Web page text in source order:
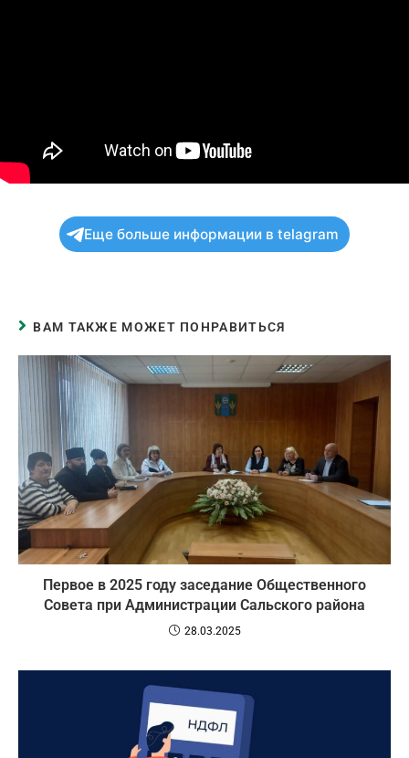
Еще больше информации в telagram
ВАМ ТАКЖЕ МОЖЕТ ПОНРАВИТЬСЯ
Первое в 2025 году заседание Общественного
Совета при Администрации Сальского района
28.03.2025